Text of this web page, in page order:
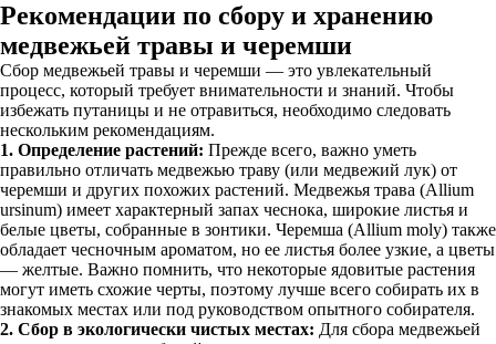
Рекомендации по сбору и хранению
медвежьей травы и черемши
Сбор медвежьей травы и черемши — это увлекательный
процесс, который требует внимательности и знаний. Чтобы
избежать путаницы и не отравиться, необходимо следовать
нескольким рекомендациям.
1. Определение растений: Прежде всего, важно уметь
правильно отличать медвежью траву (или медвежий лук) от
черемши и других похожих растений. Медвежья трава (Allium
ursinum) имеет характерный запах чеснока, широкие листья и
белые цветы, собранные в зонтики. Черемша (Allium moly) также
обладает чесночным ароматом, но ее листья более узкие, а цветы
— желтые. Важно помнить, что некоторые ядовитые растения
могут иметь схожие черты, поэтому лучше всего собирать их в
знакомых местах или под руководством опытного собирателя.
2. Сбор в экологически чистых местах: Для сбора медвежьей